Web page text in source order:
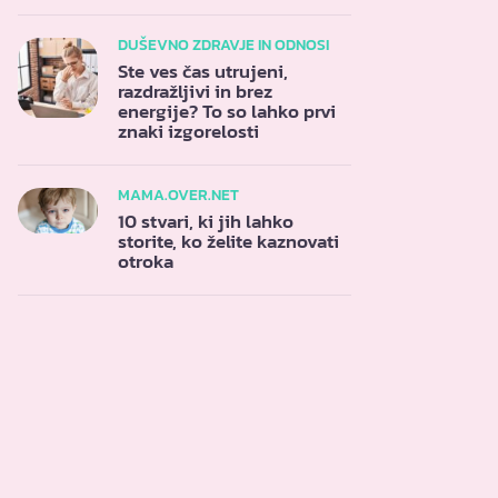
DUŠEVNO ZDRAVJE IN ODNOSI
Ste ves čas utrujeni,
razdražljivi in brez
energije? To so lahko prvi
znaki izgorelosti
MAMA.OVER.NET
10 stvari, ki jih lahko
storite, ko želite kaznovati
otroka